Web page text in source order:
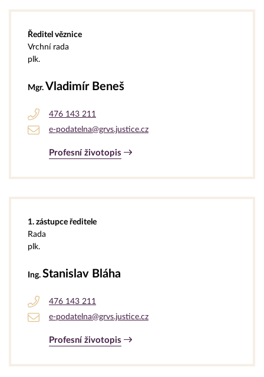
Ředitel věznice
Vrchní rada
plk.
Mgr. Vladimír Beneš
476 143 211
e-podatelna@grvs.justice.cz
Profesní životopis
1. zástupce ředitele
Rada
plk.
Ing. Stanislav Bláha
476 143 211
e-podatelna@grvs.justice.cz
Profesní životopis